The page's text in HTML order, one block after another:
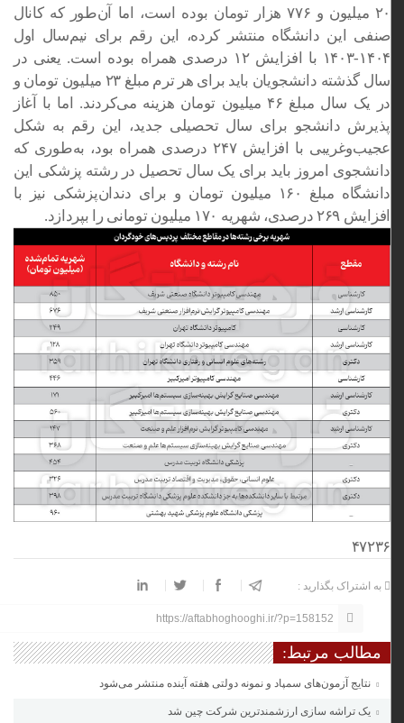
۲۰ میلیون و ۷۷۶ هزار تومان بوده است، اما آن‌طور که کانال
صنفی این دانشگاه منتشر کرده، این رقم برای نیم‌سال اول
۱۴۰۴-۱۴۰۳ با افزایش ۱۲ درصدی همراه بوده است. یعنی در
سال گذشته دانشجویان باید برای هر ترم مبلغ ۲۳ میلیون تومان و
در یک سال مبلغ ۴۶ میلیون تومان هزینه می‌کردند. اما با آغاز
پذیرش دانشجو برای سال تحصیلی جدید، این رقم به شکل
عجیب‌وغریبی با افزایش ۲۴۷ درصدی همراه بود، به‌طوری که
دانشجوی امروز باید برای یک سال تحصیل در رشته پزشکی این
دانشگاه مبلغ ۱۶۰ میلیون تومان و برای دندان‌پزشکی نیز با
افزایش ۲۶۹ درصدی، شهریه ۱۷۰ میلیون تومانی را بپردازد.
۴۷۲۳۶
به اشتراک بگذارید :
https://aftabhoghooghi.ir/?p=158152
مطالب مرتبط:
نتایج آزمون‌های سمپاد و نمونه دولتی هفته آینده منتشر می‌شود
یک تراشه سازی ارزشمندترین شرکت چین شد